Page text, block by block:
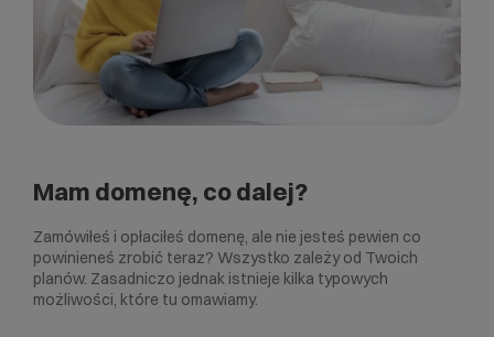
Mam domenę, co dalej?
Zamówiłeś i opłaciłeś domenę, ale nie jesteś pewien co
powinieneś zrobić teraz? Wszystko zależy od Twoich
planów. Zasadniczo jednak istnieje kilka typowych
możliwości, które tu omawiamy.